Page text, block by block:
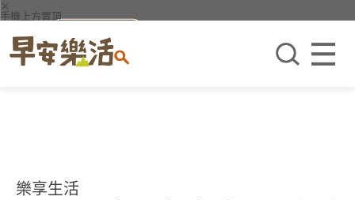
×
手機上方置頂
樂享生活